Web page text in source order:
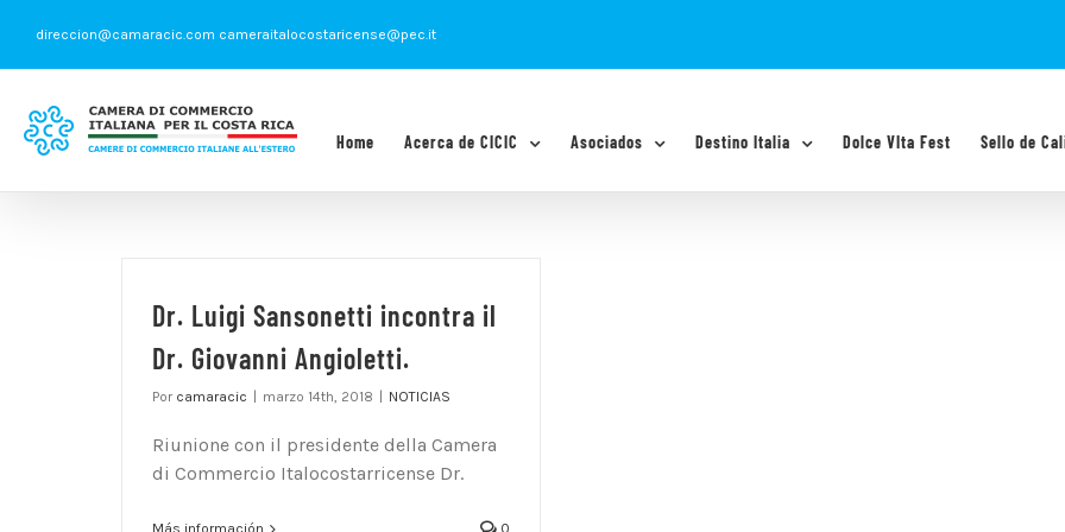
contenido
direccion@camaracic.com cameraitalocostaricense@pec.it
Home Acerca de CICIC Asociados Destino Italia Dolce VIta Fest Sello de
Dr. Luigi Sansonetti incontra il
Dr. Giovanni Angioletti.
Por camaracic marzo 14th, 2018 NOTICIAS
Riunione con il presidente della Camera
di Commercio Italocostarricense Dr.
Más información 0